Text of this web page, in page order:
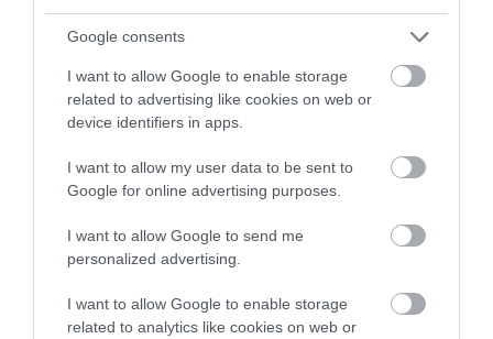
Google consents
I want to allow Google to enable storage
related to advertising like cookies on web or
device identifiers in apps.
I want to allow my user data to be sent to
Google for online advertising purposes.
I want to allow Google to send me
personalized advertising.
I want to allow Google to enable storage
related to analytics like cookies on web or
Ne maradjon le a legfrissebb hírekről, kövessen
bennünket az EGRI ÜGYEK Google Hírek oldalán!
VISSZA A FŐOLDALRA
Legfrissebb híreink